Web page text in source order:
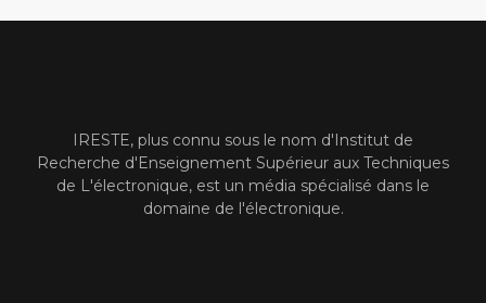
IRESTE, plus connu sous le nom d'Institut de
Recherche d'Enseignement Supérieur aux Techniques
de L'électronique, est un média spécialisé dans le
domaine de l'électronique.